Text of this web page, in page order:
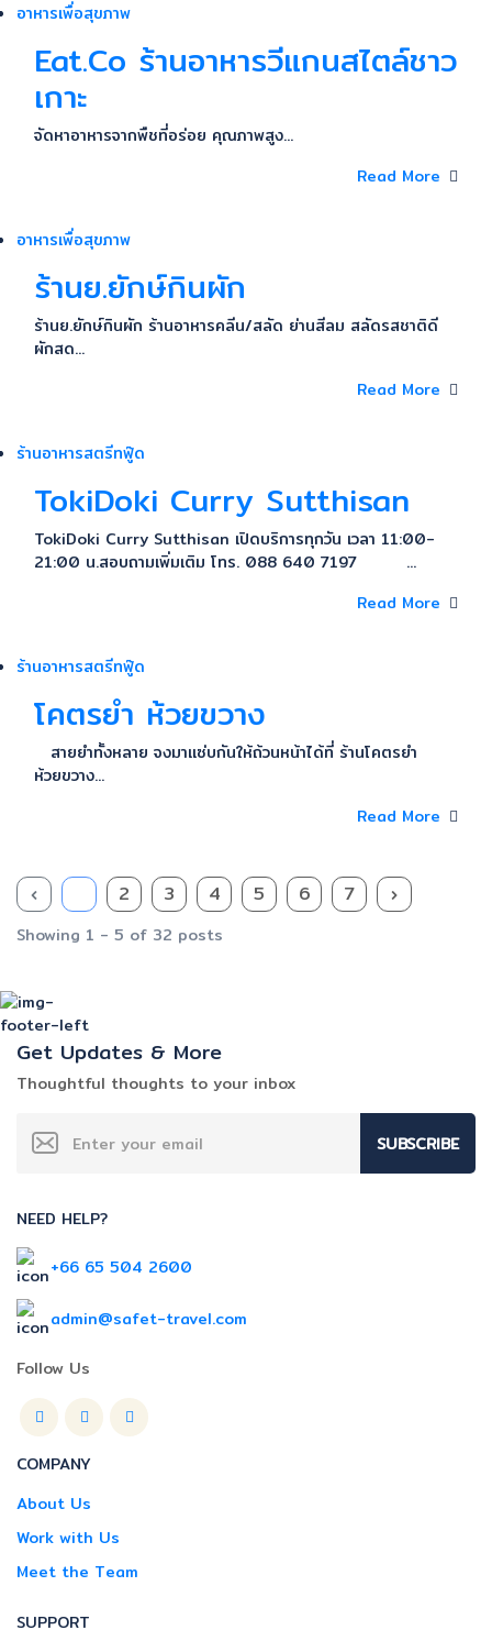
อาหารเพื่อสุขภาพ
Eat.Co ร้านอาหารวีแกนสไตล์ชาว
เกาะ
จัดหาอาหารจากพืชที่อร่อย คุณภาพสูง...
Read More
อาหารเพื่อสุขภาพ
ร้านย.ยักษ์กินผัก
ร้านย.ยักษ์กินผัก ร้านอาหารคลีน/สลัด ย่านสีลม สลัดรสชาติดี
ผักสด...
Read More
ร้านอาหารสตรีทฟู๊ด
TokiDoki Curry Sutthisan
TokiDoki Curry Sutthisan เปิดบริการทุกวัน เวลา 11:00-
21:00 น.สอบถามเพิ่มเติม โทร. 088 640 7197 ...
Read More
ร้านอาหารสตรีทฟู๊ด
โคตรยำ ห้วยขวาง
สายยำทั้งหลาย จงมาแซ่บกันให้ถ้วนหน้าได้ที่ ร้านโคตรยำ
ห้วยขวาง...
Read More
‹ 2 3 4 5 6 7 ›
Showing 1 - 5 of 32 posts
Get Updates & More
Thoughtful thoughts to your inbox
SUBSCRIBE
NEED HELP?
+66 65 504 2600
admin@safet-travel.com
Follow Us
COMPANY
About Us
Work with Us
Meet the Team
SUPPORT